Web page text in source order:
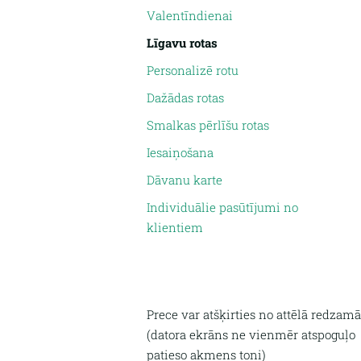
Valentīndienai
Līgavu rotas
Personalizē rotu
Dažādas rotas
Smalkas pērlīšu rotas
Iesaiņošana
Dāvanu karte
Individuālie pasūtījumi no
klientiem
Prece var atšķirties no attēlā
(datora ekrāns ne vienmēr atspoguļo
patieso akmens toni)